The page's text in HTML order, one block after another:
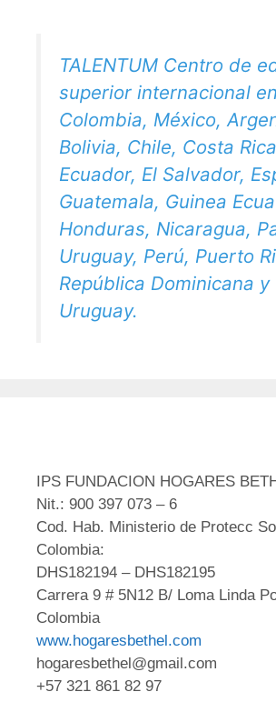
TALENTUM Centro de
superior internacional
Colombia, México,
Bolivia, Chile, Costa
Ecuador, El Salvador,
Guatemala, Guinea
Honduras, Nicaragua,
Uruguay, Perú, Puerto
República Dominicana y
Uruguay.
IPS FUNDACION HOGARES
Nit.: 900 397 073 – 6
Cod. Hab. Ministerio de Protecc
Colombia:
DHS182194 – DHS182195
Carrera 9 # 5N12 B/ Loma Linda
Colombia
www.hogaresbethel.com
hogaresbethel@gmail.com
+57 321 861 82 97